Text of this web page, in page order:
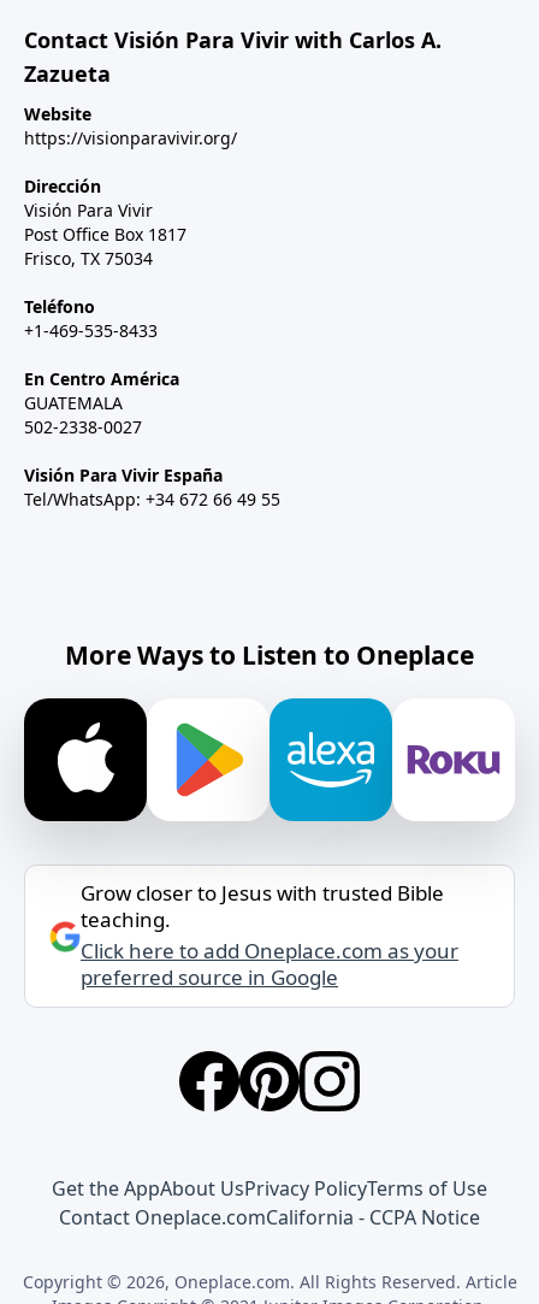
Contact Visión Para Vivir with Carlos A.
Zazueta
Website
https://visionparavivir.org/
Dirección
Visión Para Vivir
Post Office Box 1817
Frisco, TX 75034
Teléfono
+1-469-535-8433
En Centro América
GUATEMALA
502-2338-0027
Visión Para Vivir España
Tel/WhatsApp: +34 672 66 49 55
More Ways to Listen to Oneplace
Grow closer to Jesus with trusted Bible
teaching.
Click here to add Oneplace.com as your
preferred source in Google
Get the AppAbout UsPrivacy PolicyTerms of Use
Contact Oneplace.comCalifornia - CCPA Notice
Copyright © 2026, Oneplace.com. All Rights Reserved. Article